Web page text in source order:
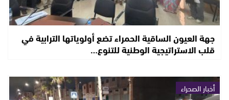
جهة العيون الساقية الحمراء تضع أولوياتها الترابية في
قلب الاستراتيجية الوطنية للتنوع…
أخبار الصحراء